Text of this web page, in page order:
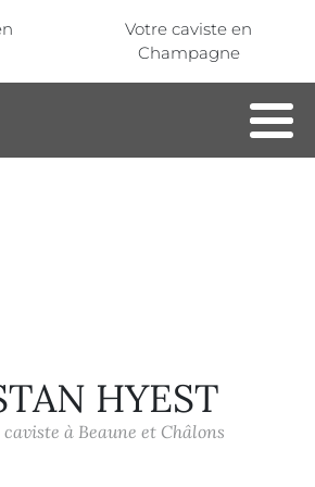
Votre caviste en
Champagne
HYEST
à Beaune et Châlons